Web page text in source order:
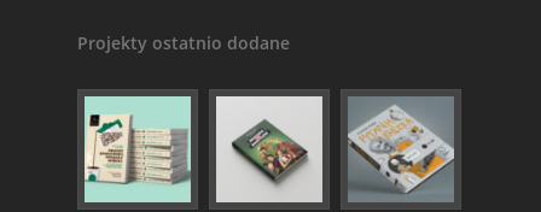
Projekty ostatnio dodane